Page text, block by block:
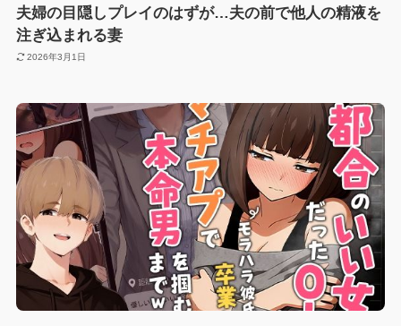
夫婦の目隠しプレイのはずが…夫の前で他人の精液を
注ぎ込まれる妻
2026年3月1日